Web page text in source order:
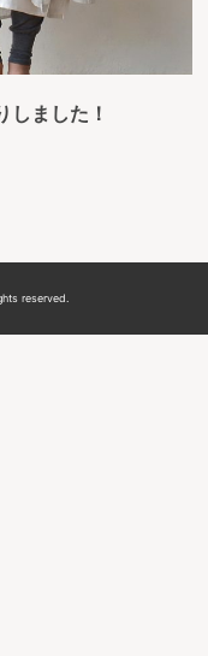
しました！
reserved.